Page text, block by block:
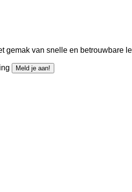
gemak van snelle en betrouwbare
Meld je aan!